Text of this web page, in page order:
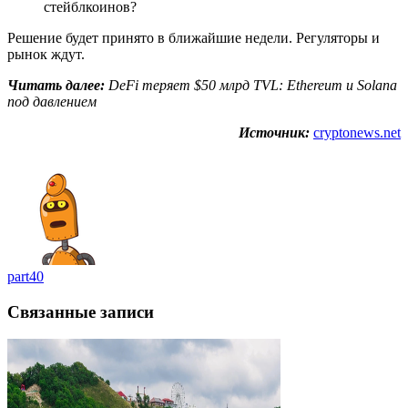
стейблкоинов?
Решение будет принято в ближайшие недели. Регуляторы и
рынок ждут.
Читать далее: DeFi теряет $50 млрд TVL: Ethereum и Solana
под давлением
Источник: cryptonews.net
part40
Связанные записи